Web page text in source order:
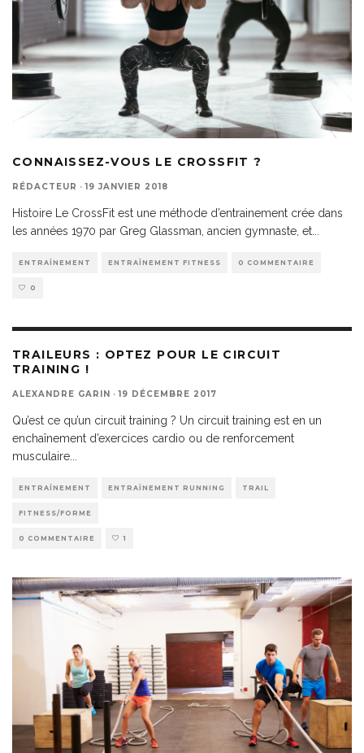
CONNAISSEZ-VOUS LE CROSSFIT ?
RÉDACTEUR · 19 JANVIER 2018
Histoire Le CrossFit est une méthode d’entrainement crée dans
les années 1970 par Greg Glassman, ancien gymnaste, et
ENTRAÎNEMENT ENTRAÎNEMENT FITNESS 0 COMMENTAIRE
0
TRAILEURS : OPTEZ POUR LE CIRCUIT
TRAINING !
ALEXANDRE GARIN · 19 DÉCEMBRE 2017
Qu’est ce qu’un circuit training ? Un circuit training est en un
enchaînement d’exercices cardio ou de renforcement
musculaire
ENTRAÎNEMENT ENTRAÎNEMENT RUNNING TRAIL
FITNESS/FORME
0 COMMENTAIRE 1